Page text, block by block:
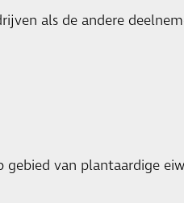
als de andere
van plantaardige